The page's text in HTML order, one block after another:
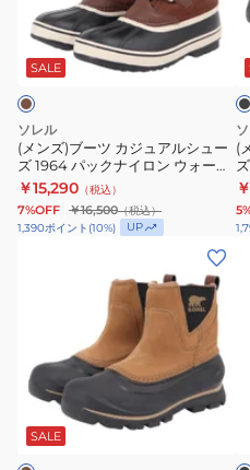
イ
ロ
ウ
ォ
ー
タ
ー
NM5189
011
ナ
ロ
ウ
ォ
ー
タ
ー
カ
ジ
ュ
ア
ル
シ
ュ
ー
ナ
ロ
SALE
ソレル
(メンズ)ブーツ カジュアルシュー
ズ 1964 パックナイロン ウォータ
ープルーフ NM5189 256
￥15,290 （税込）
7%OFF ￥16,500（税込）
1,390ポイント (10%) UP
ツ
ジ
ュ
ア
ル
シ
ュ
ー
ブ
ラ
ッ
(
ツ
ジ
ュ
SALE
ュ
ブ
ラ
ッ